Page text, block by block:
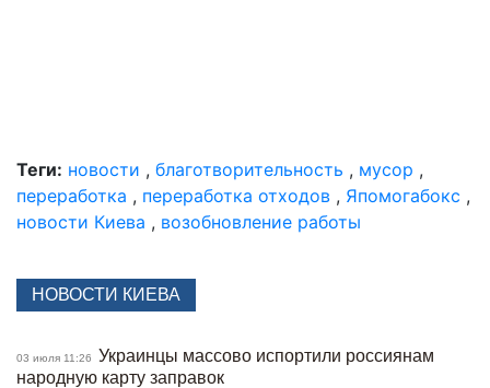
Теги: новости , благотворительность , мусор ,
переработка , переработка отходов , Япомогабокс ,
новости Киева , возобновление работы
НОВОСТИ КИЕВА
03 июля 11:26
Украинцы массово испортили россиянам
народную карту заправок